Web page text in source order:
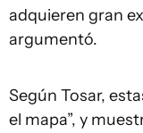
adquieren gran
argumentó.
Según Tosar,
el mapa”, y